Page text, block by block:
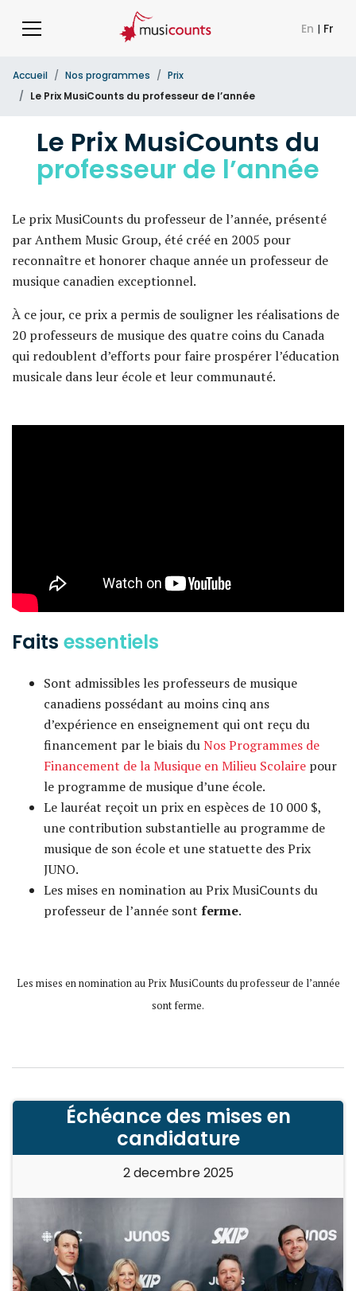
En | Fr
Accueil Nos programmes
Prix
Le Prix MusiCounts du professeur de l’année
Le Prix MusiCounts du
professeur de l’année
Le prix MusiCounts du professeur de l’année, présenté
par Anthem Music Group, été créé en 2005 pour
reconnaître et honorer chaque année un professeur de
musique canadien exceptionnel.
À ce jour, ce prix a permis de souligner les réalisations de
20 professeurs de musique des quatre coins du Canada
qui redoublent d’efforts pour faire prospérer l’éducation
musicale dans leur école et leur communauté.
Faits essentiels
Sont admissibles les professeurs de musique
canadiens possédant au moins cinq ans
d’expérience en enseignement qui ont reçu du
financement par le biais duNos Programmes de
Financement de la Musique en Milieu Scolaire pour
le programme de musique d’une école.
Le lauréat reçoit un prix en espèces de 10 000 $,
une contribution substantielle au programme de
musique de son école et une statuette des Prix
JUNO.
Les mises en nomination au Prix MusiCounts du
professeur de l’année sont ferme.
Les mises en nomination au Prix MusiCounts du professeur de l’année
sont ferme.
Échéance des mises en
candidature
2 decembre 2025